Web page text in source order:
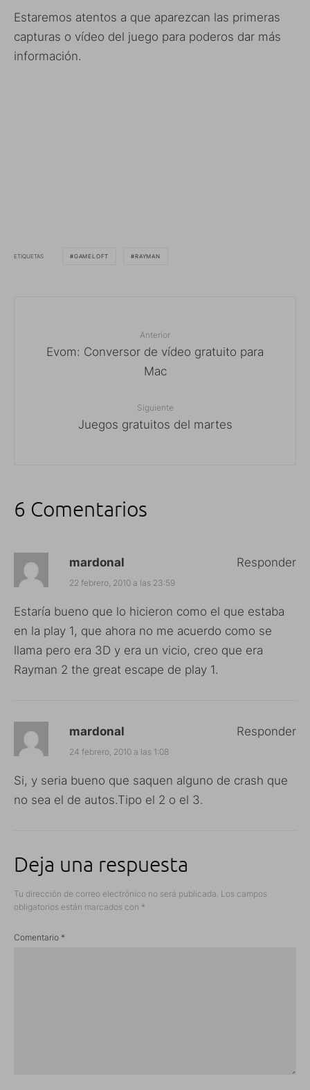
Estaremos atentos a que aparezcan las primeras
capturas o vídeo del juego para poderos dar más
información.
ETIQUETAS GAMELOFT RAYMAN
Anterior
Evom: Conversor de vídeo gratuito para
Mac
Siguiente
Juegos gratuitos del martes
6 Comentarios
mardonal
22 febrero, 2010 a las 23:59
Estaría bueno que lo hicieron como el que estaba
en la play 1, que ahora no me acuerdo como se
llama pero era 3D y era un vicio, creo que era
Rayman 2 the great escape de play 1.
Responder
mardonal
24 febrero, 2010 a las 1:08
Si, y seria bueno que saquen alguno de crash que
no sea el de autos.Tipo el 2 o el 3.
Responder
Deja una respuesta
Tu dirección de correo electrónico no será publicada. Los campos
obligatorios están marcados con *
Comentario *